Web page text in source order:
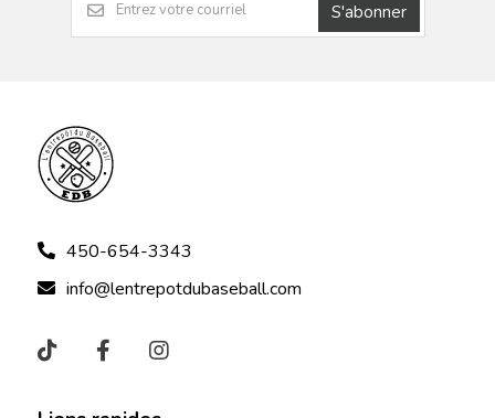
S'abonner
450-654-3343
info@lentrepotdubaseball.com